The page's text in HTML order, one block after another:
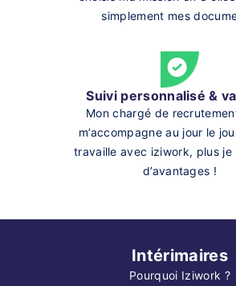
simplement mes
Suivi personnalisé &
Mon chargé de
m’accompagne au jour le
travaille avec iziwork, plus je
d’avantages !
Intérimaires
Pourquoi Iziwork ?